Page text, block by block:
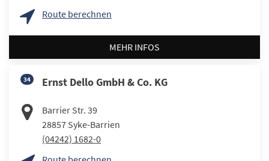
Route berechnen
MEHR INFOS
34 Ernst Dello GmbH & Co. KG
Barrier Str. 39
28857 Syke-Barrien
(04242) 1682-0